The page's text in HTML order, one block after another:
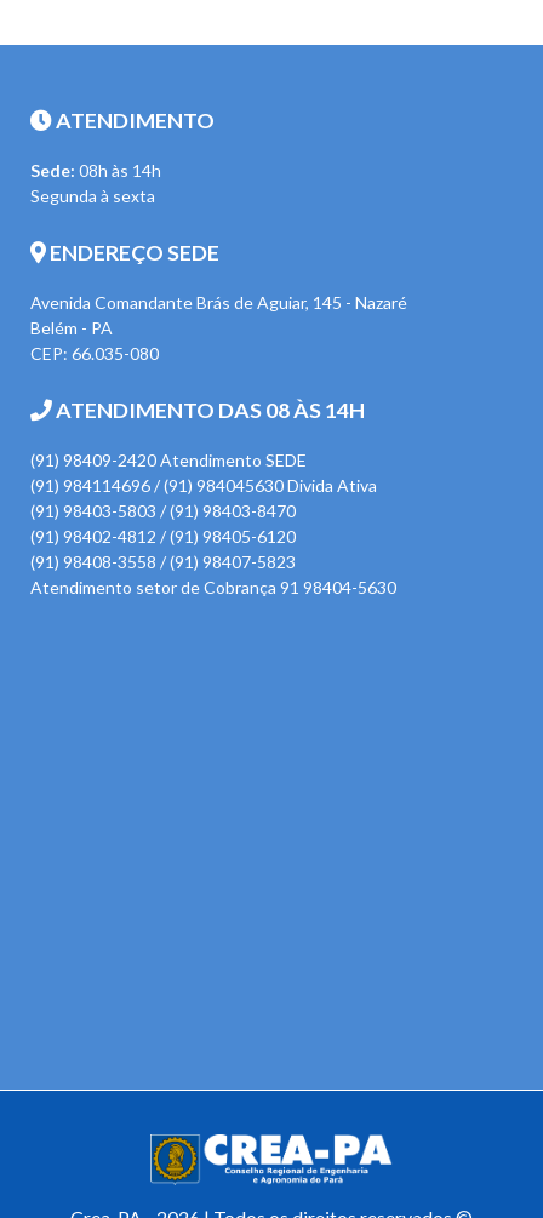
ATENDIMENTO
Sede: 08h às 14h
Segunda à sexta
ENDEREÇO SEDE
Avenida Comandante Brás de Aguiar, 145 - Nazaré
Belém - PA
CEP: 66.035-080
ATENDIMENTO DAS 08 ÀS 14H
(91) 98409-2420 Atendimento SEDE
(91) 984114696 / (91) 984045630 Divida Ativa
(91) 98403-5803 / (91) 98403-8470
(91) 98402-4812 / (91) 98405-6120
(91) 98408-3558 / (91) 98407-5823
Atendimento setor de Cobrança 91 98404-5630